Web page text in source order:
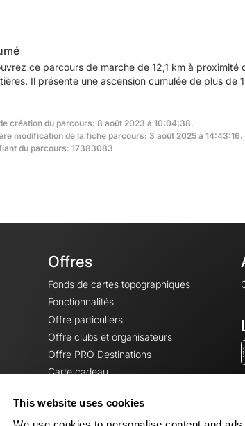
This website uses cookies
ce parcours de marche de 12,1 km à
Il présente une ascension cumulée de plus
création du parcours: 8 août 2023 à 10:04:38.
modification de la fiche parcours: 3 août 2025 à 14:43:16.
du parcours: 17383083
Offres
Fonds de cartes topographiques
Fonctionnalités
Offre particuliers
Offre clubs et organisateurs
Offre PRO Destinations
Carte cadeau